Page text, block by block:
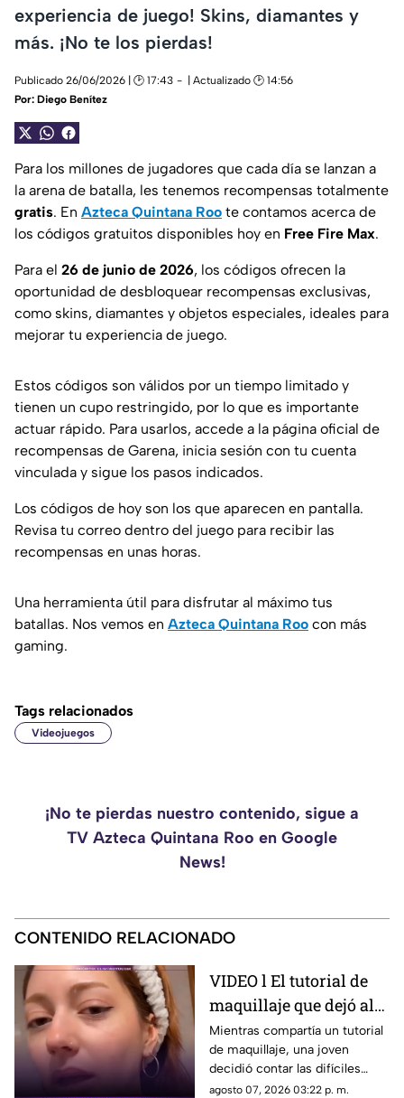
experiencia de juego! Skins, diamantes y
más. ¡No te los pierdas!
Publicado 26/06/2026 | 🕑 17:43
| Actualizado 🕑 14:56
Por: Diego Benítez
Para los millones de jugadores que cada día se lanzan a
la arena de batalla, les tenemos recompensas totalmente
gratis. En Azteca Quintana Roo te contamos acerca de
los códigos gratuitos disponibles hoy en Free Fire Max.
Para el 26 de junio de 2026, los códigos ofrecen la
oportunidad de desbloquear recompensas exclusivas,
como skins, diamantes y objetos especiales, ideales para
mejorar tu experiencia de juego.
Estos códigos son válidos por un tiempo limitado y
tienen un cupo restringido, por lo que es importante
actuar rápido. Para usarlos, accede a la página oficial de
recompensas de Garena, inicia sesión con tu cuenta
vinculada y sigue los pasos indicados.
Los códigos de hoy son los que aparecen en pantalla.
Revisa tu correo dentro del juego para recibir las
recompensas en unas horas.
Una herramienta útil para disfrutar al máximo tus
batallas. Nos vemos en Azteca Quintana Roo con más
gaming.
Tags relacionados
Videojuegos
¡No te pierdas nuestro contenido, sigue a
TV Azteca Quintana Roo en Google
News!
CONTENIDO RELACIONADO
VIDEO l El tutorial de
maquillaje que dejó al
descubierto las duras
palabras de su propia
familia
Mientras compartía un tutorial
de maquillaje, una joven
decidió contar las difíciles
experiencias que vivió con su
agosto 07, 2026 03:22 p. m.